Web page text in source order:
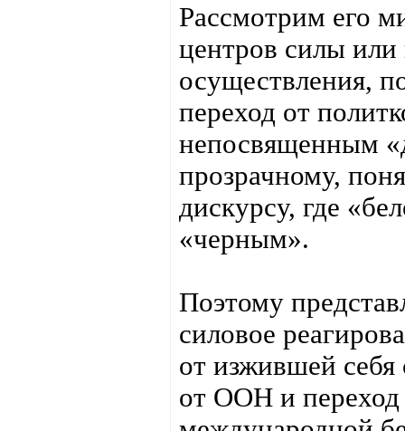
Рассмотрим его
центров силы или
осуществления,
переход от
непосвященным
прозрачному,
дискурсу, где
«черным».
Поэтому
силовое
от изжившей себя
от ООН и переход